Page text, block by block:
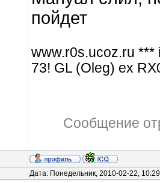
пойдет
www.r0s.ucoz.ru ***
73! GL (Oleg) ex
Сообщение
Дата: Понедельник, 2010-02-22,